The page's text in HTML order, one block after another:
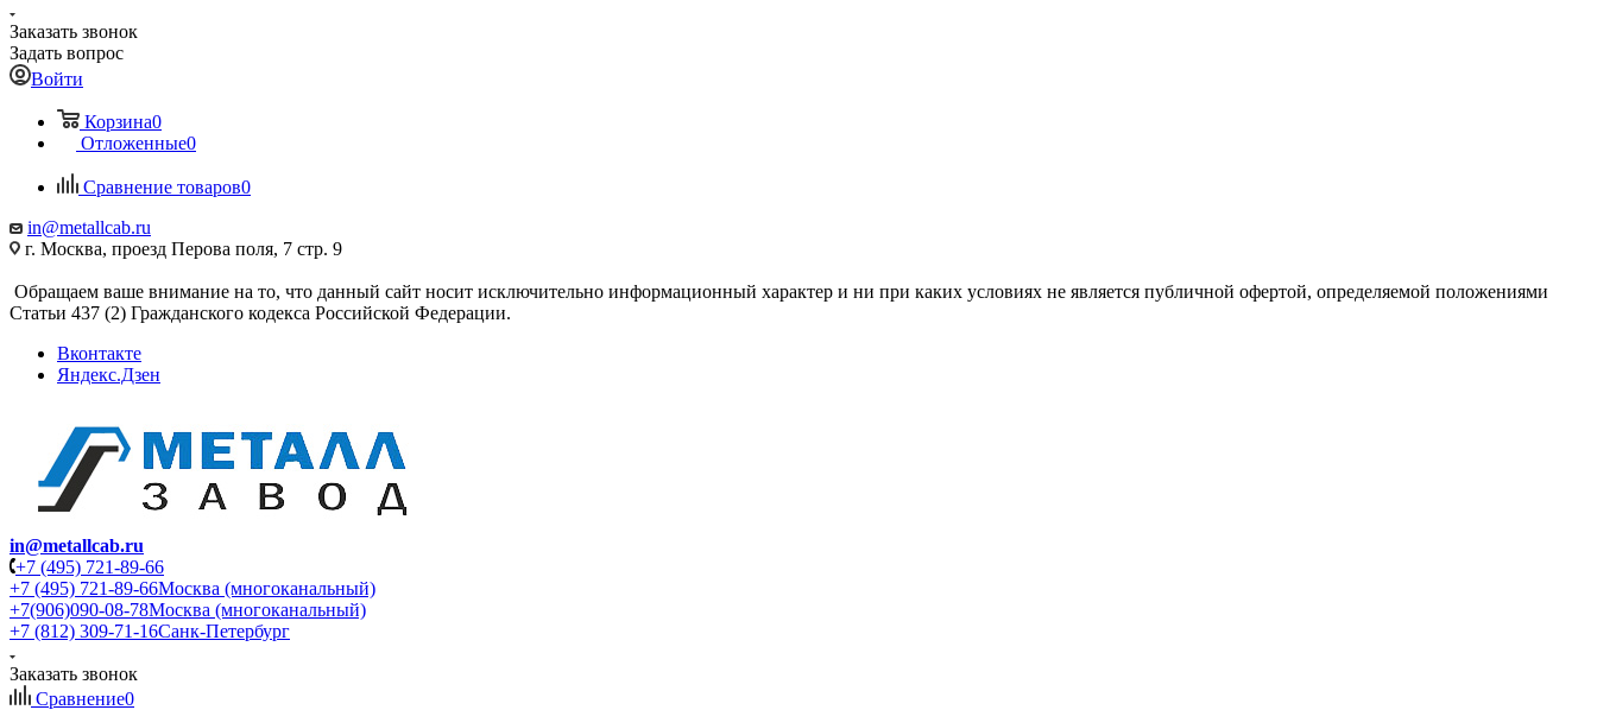
Заказать звонок
Задать вопрос
Войти
Корзина0
Отложенные0
Сравнение товаров0
in@metallcab.ru
г. Москва, проезд Перова поля, 7 стр. 9
Обращаем ваше внимание на то, что данный сайт носит исключительно информационный характер и ни при каких условиях не является публичной офертой, определяемой положениями
Статьи 437 (2) Гражданского кодекса Российской Федерации.
Вконтакте
Яндекс.Дзен
in@metallcab.ru
+7 (495) 721-89-66
+7 (495) 721-89-66Москва (многоканальный)
+7(906)090-08-78Москва (многоканальный)
+7 (812) 309-71-16Санк-Петербург
Заказать звонок
Сравнение0